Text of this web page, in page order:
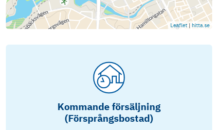
Leaflet | hitta.se
Kommande försäljning
(Försprångsbostad)